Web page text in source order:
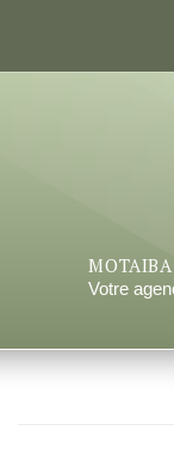
MOTAIBA
Votre